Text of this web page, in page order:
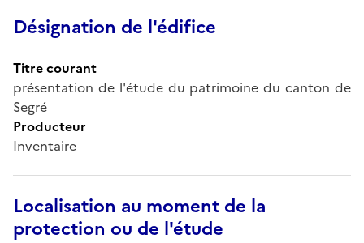
Désignation de l'édifice
Titre courant
présentation de l'étude du patrimoine du canton de
Segré
Producteur
Inventaire
Localisation au moment de la
protection ou de l'étude